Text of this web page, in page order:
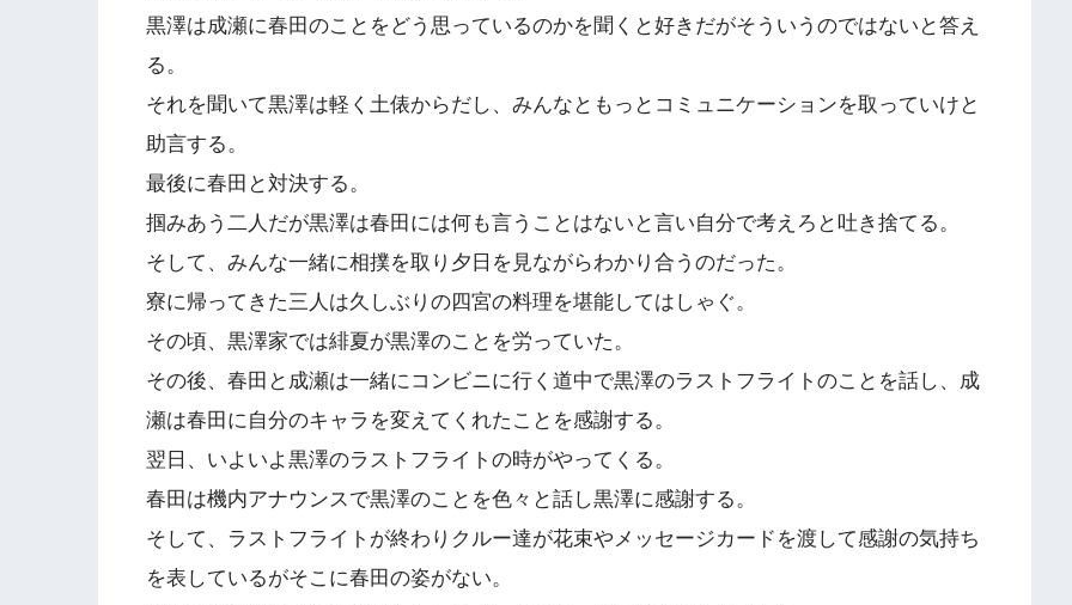
黒澤は成瀬に春田のことをどう思っているのかを聞くと好きだがそういうのではないと答え
る。
それを聞いて黒澤は軽く土俵からだし、みんなともっとコミュニケーションを取っていけと
助言する。
最後に春田と対決する。
掴みあう二人だが黒澤は春田には何も言うことはないと言い自分で考えろと吐き捨てる。
そして、みんな一緒に相撲を取り夕日を見ながらわかり合うのだった。
寮に帰ってきた三人は久しぶりの四宮の料理を堪能してはしゃぐ。
その頃、黒澤家では緋夏が黒澤のことを労っていた。
その後、春田と成瀬は一緒にコンビニに行く道中で黒澤のラストフライトのことを話し、成
瀬は春田に自分のキャラを変えてくれたことを感謝する。
翌日、いよいよ黒澤のラストフライトの時がやってくる。
春田は機内アナウンスで黒澤のことを色々と話し黒澤に感謝する。
そして、ラストフライトが終わりクルー達が花束やメッセージカードを渡して感謝の気持ち
を表しているがそこに春田の姿がない。